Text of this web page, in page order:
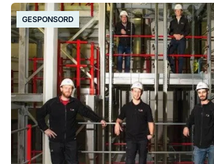
GESPONSORD